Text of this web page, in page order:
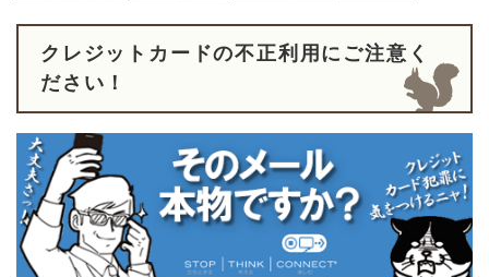
クレジットカードの不正利用にご注意く
ださい！